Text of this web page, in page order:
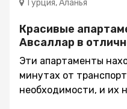
Турция, Аланья
Красивые
Авсаллар в
Эти апартаменты
минутах от
необходимости, и их